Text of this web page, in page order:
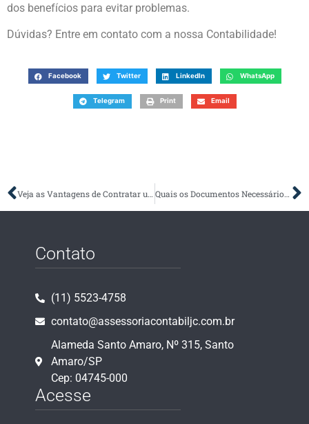
dos benefícios para evitar problemas.
Dúvidas? Entre em contato com a nossa Contabilidade!
Facebook Twitter LinkedIn WhatsApp
Telegram Print Email
Veja as Vantagens de Contratar um Contador para Ajudar no Imposto de Renda Quais os Documentos Necessários para a Declaração de IR?
Contato
(11) 5523-4758
contato@assessoriacontabiljc.com.br
Alameda Santo Amaro, Nº 315, Santo
Amaro/SP
Cep: 04745-000
Acesse